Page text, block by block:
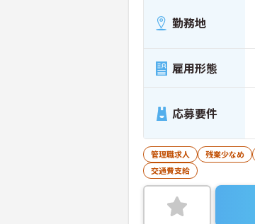
勤務地
雇用形態
応募要件
管理職求人 残業少なめ
交通費支給